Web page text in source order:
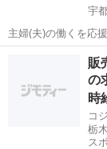
宇
主婦(夫)の働くを応援！ [勤務日数]： 週3日
09:00~13:00/宇都宮市
販
の
時
コ
栃
ス